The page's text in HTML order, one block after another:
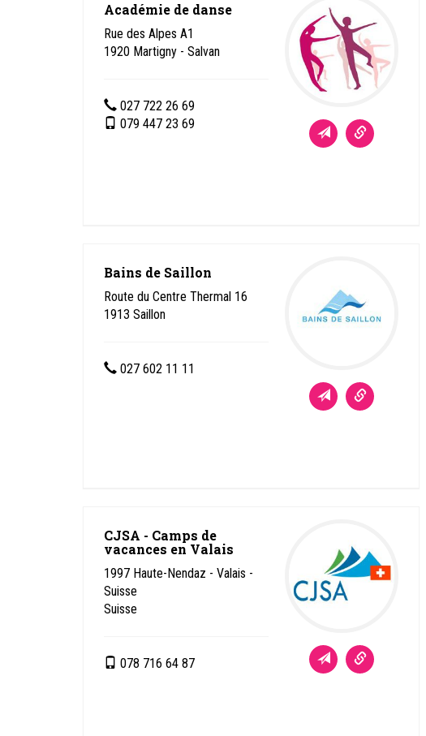
Académie de danse
Rue des Alpes A1
1920 Martigny - Salvan
027 722 26 69
079 447 23 69
Bains de Saillon
Route du Centre Thermal 16
1913 Saillon
027 602 11 11
CJSA - Camps de
vacances en Valais
1997 Haute-Nendaz - Valais -
Suisse
Suisse
078 716 64 87